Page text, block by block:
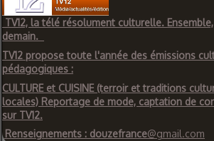
TV12, la télé résolument culturelle.
demain.
TV12 propose toute l'année des émissions
pédagogiques :
CULTURE et CUISINE (terroir et traditions
locales) Reportage de mode, captation de
sur TV12.
Renseignements : douzefrance@gmail.com